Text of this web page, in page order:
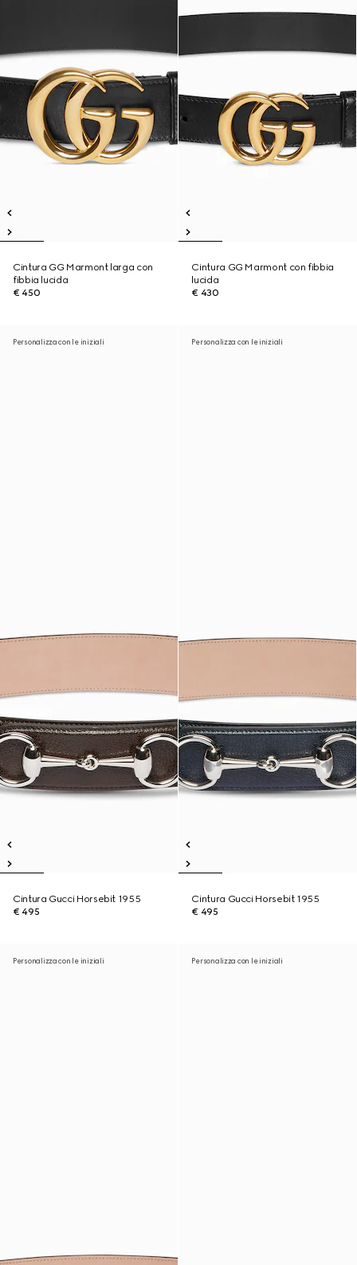
Cintura GG Marmont larga con
fibbia lucida
€ 450
Cintura GG Marmont con fibbia
lucida
€ 430
Personalizza con le iniziali
Cintura Gucci Horsebit 1955
€ 495
Personalizza con le iniziali
Cintura Gucci Horsebit 1955
€ 495
Personalizza con le iniziali Personalizza con le iniziali